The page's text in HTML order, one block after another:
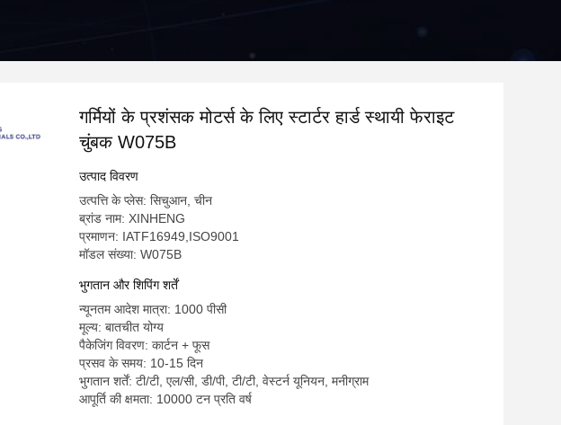
गर्मियों के प्रशंसक मोटर्स के लिए स्टार्टर हार्ड स्थायी फेराइट
चुंबक W075B
उत्पाद विवरण
उत्पत्ति के प्लेस: सिचुआन, चीन
ब्रांड नाम: XINHENG
प्रमाणन: IATF16949,ISO9001
मॉडल संख्या: W075B
भुगतान और शिपिंग शर्तें
न्यूनतम आदेश मात्रा: 1000 पीसी
मूल्य: बातचीत योग्य
पैकेजिंग विवरण: कार्टन + फूस
प्रसव के समय: 10-15 दिन
भुगतान शर्तें: टी/टी, एल/सी, डी/पी, टी/टी, वेस्टर्न यूनियन, मनीग्राम
आपूर्ति की क्षमता: 10000 टन प्रति वर्ष